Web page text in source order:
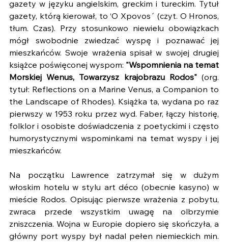
gazety w języku angielskim, greckim i tureckim. Tytuł
gazety, którą kierował, to ‘O Xpovos´ (czyt. O Hronos,
tłum. Czas). Przy stosunkowo niewielu obowiązkach
mógł swobodnie zwiedzać wyspę i poznawać jej
mieszkańców. Swoje wrażenia spisał w swojej drugiej
książce poświęconej wyspom: "Wspomnienia na temat
Morskiej Wenus, Towarzysz krajobrazu Rodos" (org.
tytuł: Reflections on a Marine Venus, a Companion to
the Landscape of Rhodes). Książka ta, wydana po raz
pierwszy w 1953 roku przez wyd. Faber, łączy historię,
folklor i osobiste doświadczenia z poetyckimi i często
humorystycznymi wspominkami na temat wyspy i jej
mieszkańców.
Na początku Lawrence zatrzymał się w dużym
włoskim hotelu w stylu art déco (obecnie kasyno) w
mieście Rodos. Opisując pierwsze wrażenia z pobytu,
zwraca przede wszystkim uwagę na olbrzymie
zniszczenia. Wojna w Europie dopiero się skończyła, a
główny port wyspy był nadal pełen niemieckich min.